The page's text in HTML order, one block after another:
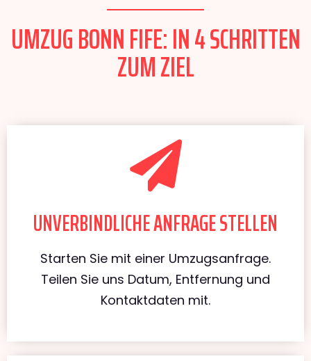
UMZUG BONN FIFE: IN 4 SCHRITTEN
ZUM ZIEL
UNVERBINDLICHE ANFRAGE STELLEN
Starten Sie mit einer Umzugsanfrage.
Teilen Sie uns Datum, Entfernung und
Kontaktdaten mit.